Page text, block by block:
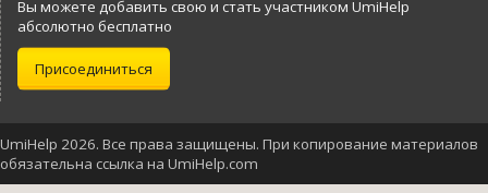
Вы можете добавить свою и стать участником UmiHelp
абсолютно бесплатно
Присоединиться
UmiHelp 2026. Все права защищены. При копирование материалов
обязательна ссылка на UmiHelp.com